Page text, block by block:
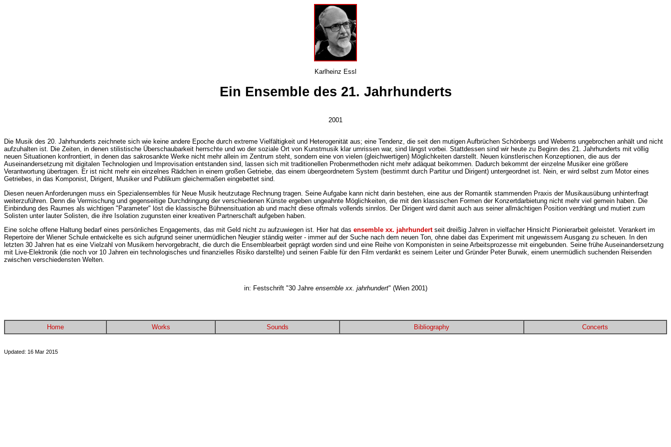
Karlheinz Essl
Ein Ensemble des 21. Jahrhunderts
2001
Die Musik des 20. Jahrhunderts zeichnete sich wie keine andere Epoche durch extreme Vielfältigkeit und Heterogenität aus; eine Tendenz, die seit den mutigen Aufbrüchen Schönbergs und Weberns ungebrochen anhält und nicht
aufzuhalten ist. Die Zeiten, in denen stilistische Überschaubarkeit herrschte und wo der soziale Ort von Kunstmusik klar umrissen war, sind längst vorbei. Stattdessen sind wir heute zu Beginn des 21. Jahrhunderts mit völlig
neuen Situationen konfrontiert, in denen das sakrosankte Werke nicht mehr allein im Zentrum steht, sondern eine von vielen (gleichwertigen) Möglichkeiten darstellt. Neuen künstlerischen Konzeptionen, die aus der
Auseinandersetzung mit digitalen Technologien und Improvisation entstanden sind, lassen sich mit traditionellen Probenmethoden nicht mehr adäquat beikommen. Dadurch bekommt der einzelne Musiker eine größere
Verantwortung übertragen. Er ist nicht mehr ein einzelnes Rädchen in einem großen Getriebe, das einem übergeordnetem System (bestimmt durch Partitur und Dirigent) untergeordnet ist. Nein, er wird selbst zum Motor eines
Getriebes, in das Komponist, Dirigent, Musiker und Publikum gleichermaßen eingebettet sind.
Diesen neuen Anforderungen muss ein Spezialensembles für Neue Musik heutzutage Rechnung tragen. Seine Aufgabe kann nicht darin bestehen, eine aus der Romantik stammenden Praxis der Musikausübung unhinterfragt
weiterzuführen. Denn die Vermischung und gegenseitige Durchdringung der verschiedenen Künste ergeben ungeahnte Möglichkeiten, die mit den klassischen Formen der Konzertdarbietung nicht mehr viel gemein haben. Die
Einbindung des Raumes als wichtigen "Parameter" löst die klassische Bühnensituation ab und macht diese oftmals vollends sinnlos. Der Dirigent wird damit auch aus seiner allmächtigen Position verdrängt und mutiert zum
Solisten unter lauter Solisten, die ihre Isolation zugunsten einer kreativen Partnerschaft aufgeben haben.
Eine solche offene Haltung bedarf eines persönliches Engagements, das mit Geld nicht zu aufzuwiegen ist. Hier hat das ensemble xx. jahrhundertseit dreißig Jahren in vielfacher Hinsicht Pionierarbeit geleistet. Verankert im
Repertoire der Wiener Schule entwickelte es sich aufgrund seiner unermüdlichen Neugier ständig weiter - immer auf der Suche nach dem neuen Ton, ohne dabei das Experiment mit ungewissem Ausgang zu scheuen. In den
letzten 30 Jahren hat es eine Vielzahl von Musikern hervorgebracht, die durch die Ensemblearbeit geprägt worden sind und eine Reihe von Komponisten in seine Arbeitsprozesse mit eingebunden. Seine frühe Auseinandersetzung
mit Live-Elektronik (die noch vor 10 Jahren ein technologisches und finanzielles Risiko darstellte) und seinen Faible für den Film verdankt es seinem Leiter und Gründer Peter Burwik, einem unermüdlich suchenden Reisenden
zwischen verschiedensten Welten.
in: Festschrift "30 Jahre ensemble xx. jahrhundert" (Wien 2001)
Home Works Sounds Bibliography Concerts
Updated: 16 Mar 2015